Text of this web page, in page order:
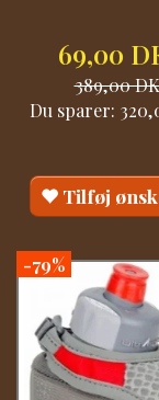
69,00
389,00
Du sparer:
Tilføj
-79%